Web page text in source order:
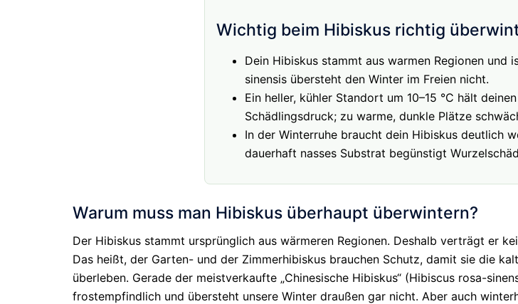
Wichtig beim Hibiskus richtig
Dein Hibiskus stammt aus warmen Regionen
sinensis übersteht den Winter im Freien nicht.
Ein heller, kühler Standort um 10–15 °C hält
Schädlingsdruck; zu warme, dunkle Plätze
In der Winterruhe braucht dein Hibiskus deutlich
dauerhaft nasses Substrat begünstigt
Warum muss man Hibiskus überhaupt überwintern?
Der Hibiskus stammt ursprünglich aus wärmeren Regionen. Deshalb verträgt er
Das heißt, der Garten- und der Zimmerhibiskus brauchen Schutz, damit sie die
überleben. Gerade der meistverkaufte „Chinesische Hibiskus“ (Hibiscus rosa-
frostempfindlich und übersteht unsere Winter draußen gar nicht. Aber auch